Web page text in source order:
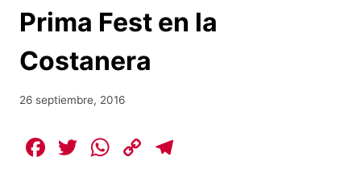
Prima Fest en la
Costanera
26 septiembre, 2016
F
T
W C